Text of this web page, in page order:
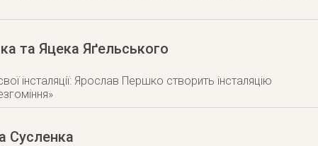
та Яцека Яґельського
інсталяції: Ярослав Першко створить інсталяцію
Сусленка